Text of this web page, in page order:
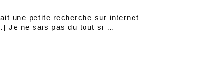
une petite recherche sur internet
Je ne sais pas du tout si …